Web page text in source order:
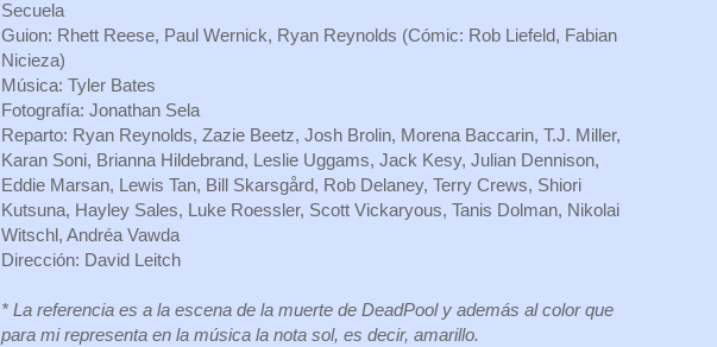
Secuela
Guion: Rhett Reese, Paul Wernick, Ryan Reynolds (Cómic: Rob Liefeld, Fabian
Nicieza)
Música: Tyler Bates
Fotografía: Jonathan Sela
Reparto: Ryan Reynolds, Zazie Beetz, Josh Brolin, Morena Baccarin, T.J. Miller,
Karan Soni, Brianna Hildebrand, Leslie Uggams, Jack Kesy, Julian Dennison,
Eddie Marsan, Lewis Tan, Bill Skarsgård, Rob Delaney, Terry Crews, Shiori
Kutsuna, Hayley Sales, Luke Roessler, Scott Vickaryous, Tanis Dolman, Nikolai
Witschl, Andréa Vawda
Dirección: David Leitch
* La referencia es a la escena de la muerte de DeadPool y además al color que
para mi representa en la música la nota sol, es decir, amarillo.